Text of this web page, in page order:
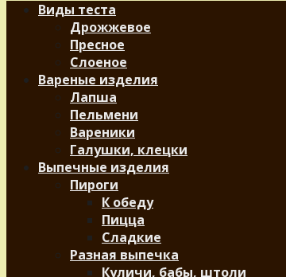
Виды теста
Дрожжевое
Пресное
Слоеное
Вареные изделия
Лапша
Пельмени
Вареники
Галушки, клецки
Выпечные изделия
Пироги
К обеду
Пицца
Сладкие
Разная выпечка
Куличи, бабы, штоли